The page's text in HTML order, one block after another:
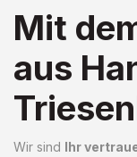
Mit
aus
Wir sind Ihr